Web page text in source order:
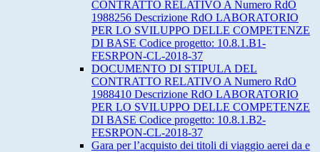
CONTRATTO RELATIVO A Numero RdO
1988256 Descrizione RdO LABORATORIO
PER LO SVILUPPO DELLE COMPETENZE
DI BASE Codice progetto: 10.8.1.B1-
FESRPON-CL-2018-37
DOCUMENTO DI STIPULA DEL
CONTRATTO RELATIVO A Numero RdO
1988410 Descrizione RdO LABORATORIO
PER LO SVILUPPO DELLE COMPETENZE
DI BASE Codice progetto: 10.8.1.B2-
FESRPON-CL-2018-37
Gara per l’acquisto dei titoli di viaggio aerei da e